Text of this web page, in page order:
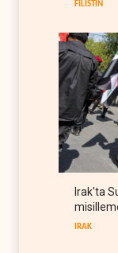
FİLİSTİN
Irak'ta
IRAK